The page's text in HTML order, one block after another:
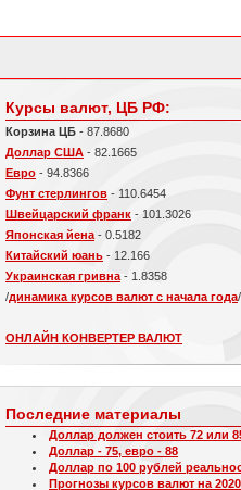
Курсы валют, ЦБ РФ:
Корзина ЦБ - 87.8680
Доллар США - 82.1665
Евро - 94.8366
Фунт стерлингов - 110.6454
Швейцарский франк - 101.3026
Японская йена - 0.5182
Китайский юань - 12.166
Украинская гривна - 1.8358
/динамика курсов валют с начала года/
ОНЛАЙН КОНВЕРТЕР ВАЛЮТ
Последние материалы
Доллар должен стоить 72 или
Доллар - 75, евро - 88
Доллар по 100 рублей
Прогнозы курсов валют на